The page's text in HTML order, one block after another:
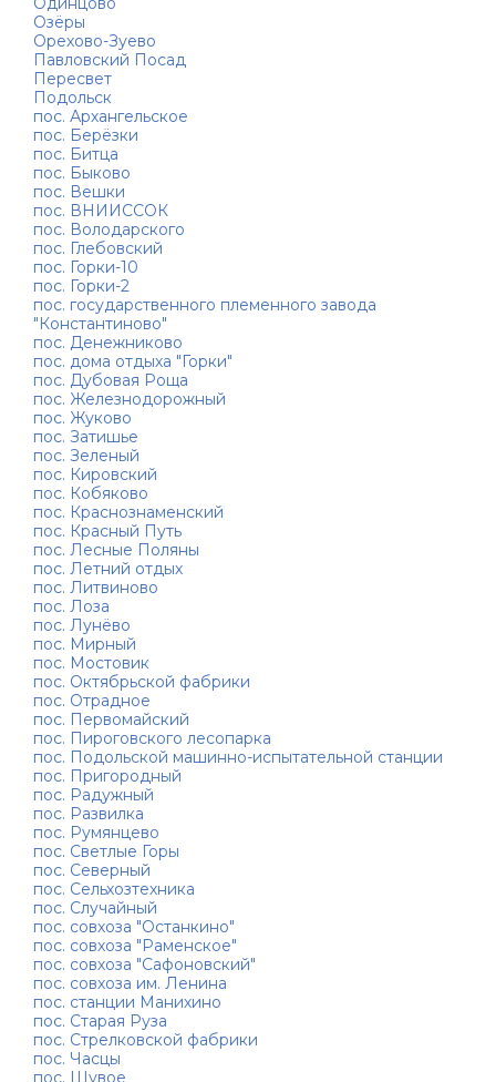
Озёры
Орехово-Зуево
Павловский Посад
Пересвет
Подольск
пос. Архангельское
пос. Берёзки
пос. Битца
пос. Быково
пос. Вешки
пос. ВНИИССОК
пос. Володарского
пос. Глебовский
пос. Горки-10
пос. Горки-2
пос. государственного племенного завода
"Константиново"
пос. Денежниково
пос. дома отдыха "Горки"
пос. Дубовая Роща
пос. Железнодорожный
пос. Жуково
пос. Затишье
пос. Зеленый
пос. Кировский
пос. Кобяково
пос. Краснознаменский
пос. Красный Путь
пос. Лесные Поляны
пос. Летний отдых
пос. Литвиново
пос. Лоза
пос. Лунёво
пос. Мирный
пос. Мостовик
пос. Октябрьской фабрики
пос. Отрадное
пос. Первомайский
пос. Пироговского лесопарка
пос. Подольской машинно-испытательной станции
пос. Пригородный
пос. Радужный
пос. Развилка
пос. Румянцево
пос. Светлые Горы
пос. Северный
пос. Сельхозтехника
пос. Случайный
пос. совхоза "Останкино"
пос. совхоза "Раменское"
пос. совхоза "Сафоновский"
пос. совхоза им. Ленина
пос. станции Манихино
пос. Старая Руза
пос. Стрелковской фабрики
пос. Часцы
пос. Шувое